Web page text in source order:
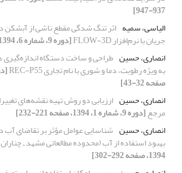
937-947]
الیاسی، سمیه اثر تنگ ‌شدگی مقطع ناشی از آبشکن
جریان با نرم‌افزار FLOW-3D
[دوره 9، شماره 6، 1394، صفحه 983-993]
انصاری، حسین طراحی و ساخت دستگاه
به ویژه رطوبت، دما و شوری با نام تجاری REC-P55
صفحه 32-43]
انصاری، حسین ارزیابی دو روش تهیه نقشه‌های
مرجع[دوره 9، شماره 1، 1394، صفحه 221-232]
انصاری، حسین شناسایی عوامل مؤثر بر تقاضای
بهبود استفاده از آب (محدوده مطالعاتی مشهد ـ
1394، صفحه 292-302]